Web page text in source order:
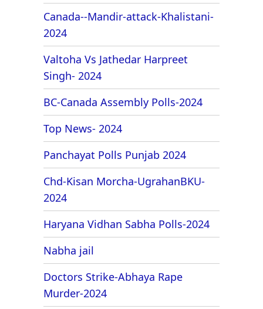
Canada--Mandir-attack-Khalistani-
2024
Valtoha Vs Jathedar Harpreet
Singh- 2024
BC-Canada Assembly Polls-2024
Top News- 2024
Panchayat Polls Punjab 2024
Chd-Kisan Morcha-UgrahanBKU-
2024
Haryana Vidhan Sabha Polls-2024
Nabha jail
Doctors Strike-Abhaya Rape
Murder-2024